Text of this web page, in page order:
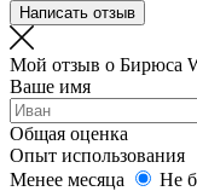
Написать отзыв
Мой отзыв о Бирюса
Ваше имя
Общая оценка
Опыт использования
Менее месяца
Не